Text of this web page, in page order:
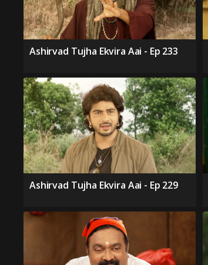
Ashirvad Tujha Ekvira Aai - Ep 233
Ashirvad Tujha Ekvira Aai - Ep 229